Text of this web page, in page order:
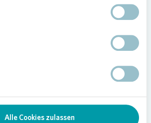
Alle Cookies zulassen